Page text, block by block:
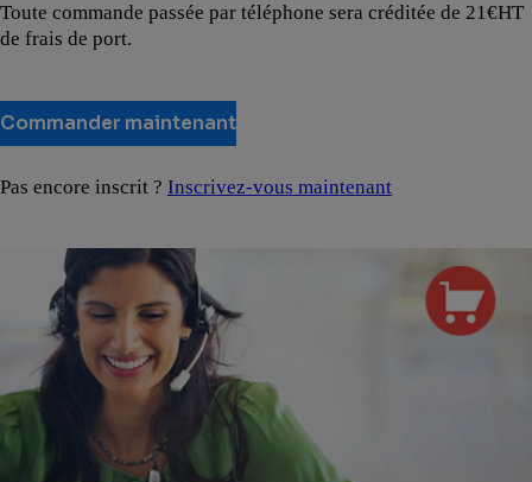
Toute commande passée par téléphone sera créditée de 21€HT
de frais de port.
Commander maintenant
Pas encore inscrit ? Inscrivez-vous maintenant